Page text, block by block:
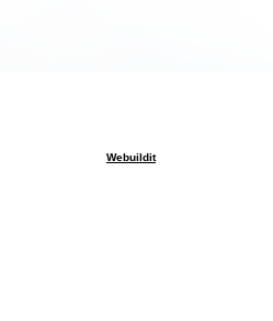
Webuildit